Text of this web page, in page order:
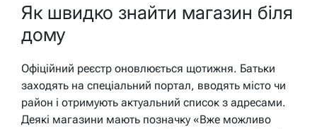
Як швидко знайти магазин біля
дому
Офіційний реєстр оновлюється щотижня. Батьки
заходять на спеціальний портал, вводять місто чи
район і отримують актуальний список з адресами.
Деякі магазини мають позначку «Вже можливо